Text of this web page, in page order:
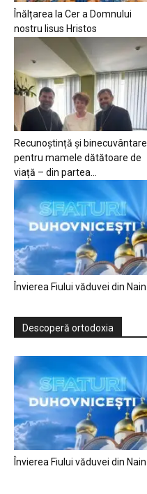
Înălțarea la Cer a Domnului
nostru Iisus Hristos
Recunoștință și binecuvântare
pentru mamele dătătoare de
viață – din partea...
Învierea Fiului văduvei din Nain
Descoperă ortodoxia
Învierea Fiului văduvei din Nain